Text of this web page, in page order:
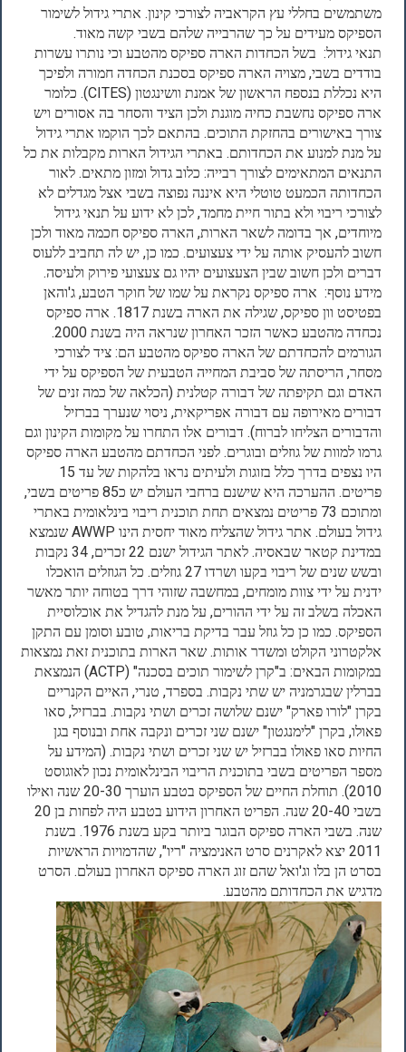
משתמשים בחללי עץ הקראביה לצורכי קינון. אתרי גידול לשימור
הספיקס מעידים על כך שהרבייה שלהם בשבי קשה מאוד.
תנאי גידול: בשל הכחדות הארה ספיקס מהטבע וכי נותרו עשרות
בודדים בשבי, מצויה הארה ספיקס בסכנת הכחדה חמורה ולפיכך
היא נכללת בנספח הראשון של אמנת וושינגטון (CITES). כלומר
ארה ספיקס נחשבת כחיה מוגנת ולכן הציד והסחר בה אסורים ויש
צורך באישורים בהחזקת התוכים. בהתאם לכך הוקמו אתרי גידול
על מנת למנוע את הכחדותם. באתרי הגידול הארות מקבלות את כל
התנאים המתאימים לצורך רבייה: כלוב גדול ומזון מתאים. לאור
הכחדותה הכמעט טוטלי היא איננה נפוצה בשבי אצל מגדלים לא
לצורכי ריבוי ולא בתור חיית מחמד, לכן לא ידוע על תנאי גידול
מיוחדים, אך בדומה לשאר הארות, הארה ספיקס חכמה מאוד ולכן
חשוב להעסיק אותה על ידי צעצועים. כמו כן, יש לה תחביב ללעוס
דברים ולכן חשוב שבין הצעצועים יהיו גם צעצועי פירוק ולעיסה.
מידע נוסף: ארה ספיקס נקראת על שמו של חוקר הטבע, ג'והאן
בפטיסט וון ספיקס, שגילה את הארה בשנת 1817. ארה ספיקס
נכחדה מהטבע כאשר הזכר האחרון שנראה היה בשנת 2000.
הגורמים להכחדתם של הארה ספיקס מהטבע הם: ציד לצורכי
מסחר, הריסתה של סביבת המחייה הטבעית של הספיקס על ידי
האדם וגם תקיפתה של דבורה קטלנית (הכלאה של כמה זנים של
דבורים מאירופה עם דבורה אפריקאית, ניסוי שנערך בברזיל
והדבורים הצליחו לברוח). דבורים אלו התחרו על מקומות הקינון וגם
גרמו למוות של גוזלים ובוגרים. לפני הכחדתם מהטבע הארה ספיקס
היו נצפים בדרך כלל בזוגות ולעיתים נראו בלהקות של עד 15
פריטים. ההערכה היא שישנם ברחבי העולם יש כ85 פריטים בשבי,
ומתוכם 73 פריטים נמצאים תחת תוכנית ריבוי בינלאומית באתרי
גידול בעולם. אתר גידול שהצליח מאוד יחסית הינו AWWP שנמצא
במדינת קטאר שבאסיה. לאתר הגידול ישנם 22 זכרים, 34 נקבות
ובשש שנים של ריבוי בקעו ושרדו 27 גוזלים. כל הגוזלים הואכלו
ידנית על ידי צוות מומחים, במחשבה שזוהי דרך בטוחה יותר מאשר
האכלה בשלב זה על ידי ההורים, על מנת להגדיל את אוכלוסיית
הספיקס. כמו כן כל גוזל עבר בדיקת בריאות, טובע וסומן עם התקן
אלקטרוני הקולט ומשדר אותות. שאר הארות בתוכנית זאת נמצאות
במקומות הבאים: ב"קרן לשימור תוכים בסכנה" (ACTP) הנמצאת
בברלין שבגרמניה יש שתי נקבות. בספרד, טנרי, האיים הקנריים
בקרן "לורו פארק" ישנם שלושה זכרים ושתי נקבות. בברזיל, סאו
פאולו, בקרן "לימנגטון" ישנם שני זכרים ונקבה אחת ובנוסף בגן
החיות סאו פאולו בברזיל יש שני זכרים ושתי נקבות. (המידע על
מספר הפריטים בשבי בתוכנית הריבוי הבינלאומית נכון לאוגוסט
2010). תוחלת החיים של הספיקס בטבע הוערך 20-30 שנה ואילו
בשבי 20-40 שנה. הפריט האחרון הידוע בטבע היה לפחות בן 20
שנה. בשבי הארה ספיקס הבוגר ביותר בקע בשנת 1976. בשנת
2011 יצא לאקרנים סרט האנימציה "ריו", שהדמויות הראשיות
בסרט הן בלו וג'ואל שהם זוג הארה ספיקס האחרון בעולם. הסרט
מדגיש את הכחדותם מהטבע.